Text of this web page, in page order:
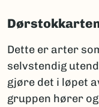
Dette er arter
selvstendig
gjøre det i løpet
gruppen hører